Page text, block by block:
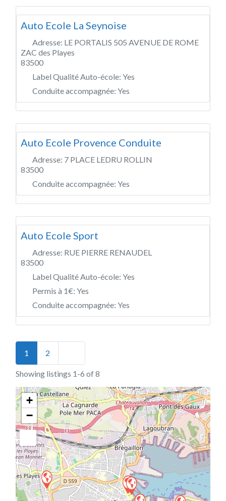
Auto Ecole La Seynoise
Adresse: LE PORTALIS 505 AVENUE DE ROME
ZAC des Playes
83500
Label Qualité Auto-école: Yes
Conduite accompagnée: Yes
Auto Ecole Provence Conduite
Adresse: 7 PLACE LEDRU ROLLIN
83500
Conduite accompagnée: Yes
Auto Ecole Sport
Adresse: RUE PIERRE RENAUDEL
83500
Label Qualité Auto-école: Yes
Permis à 1€: Yes
Conduite accompagnée: Yes
Posts navigation
1 2
Showing listings 1-6 of 8
+
−